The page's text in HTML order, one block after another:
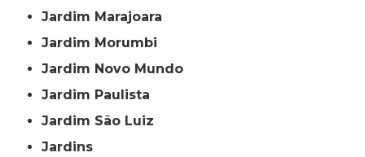
Jardim Marajoara
Jardim Morumbi
Jardim Novo Mundo
Jardim Paulista
Jardim São Luiz
Jardins